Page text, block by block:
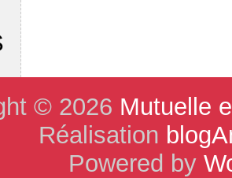
© 2026 Mutuelle
Réalisation
Powered by